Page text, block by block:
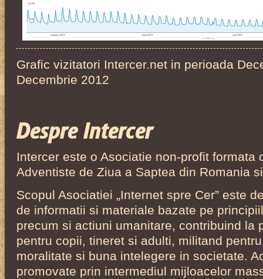
Grafic vizitatori Intercer.net in perioada
Decembrie 2012
Despre Intercer
Intercer este o Asociatie non-profit formata
Adventiste de Ziua a Saptea din Romania
Scopul Asociatiei „Internet spre Cer” este
de informatii si materiale bazate pe
precum si actiuni umanitare, contribuind la
pentru copii, tineret si adulti, militand
moralitate si buna intelegere in societate.
promovate prin intermediul mijloacelor